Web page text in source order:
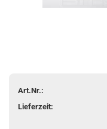
Art.Nr.:
Lieferzeit: